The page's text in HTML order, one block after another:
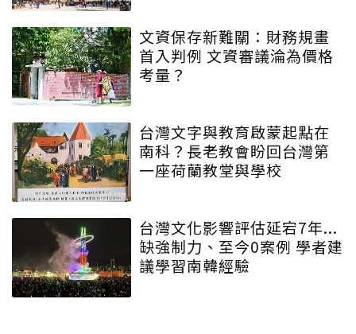
文資保存新難關：財務規畫
首入判例 文資審議淪為價格
考量？
台灣文字與教育啟蒙起點在
南科？長老教會盼回台灣第
一座荷蘭教堂與學校
台灣文化影響評估延宕7年...
缺強制力、至今0案例 學者建
議學習南韓經驗